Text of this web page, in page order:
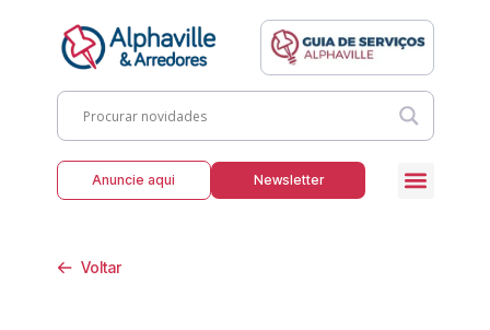
Anuncie aqui Newsletter
Voltar